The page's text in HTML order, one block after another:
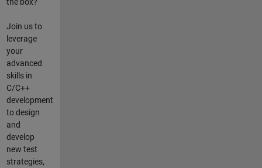
the box?
Join us to
leverage
your
advanced
skills in
C/C++
development
to design
and
develop
new test
strategies,